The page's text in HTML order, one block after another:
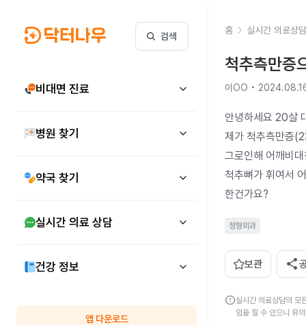
검색
비대면 진료
병원 찾기
약국 찾기
실시간 의료 상담
건강 정보
앱 다운로드
홈 실시간 의료상담
척추측만증
이OO •
안녕하세요 20살
제가 척추측만증
그로인해 어깨비
척추뼈가 휘여서
한건가요?
정형외과
보관 share
error실시간 의료상담의 모
임을 질 수 있으니 유